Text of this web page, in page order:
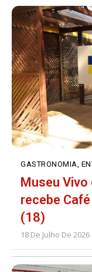
GASTRONOMIA,
Museu
recebe
(18)
18 De Julho De 2026